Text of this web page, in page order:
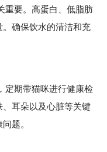
要。高蛋白、低脂肪
确保饮水的清洁和充
期带猫咪进行健康检
耳朵以及心脏等关键
题。